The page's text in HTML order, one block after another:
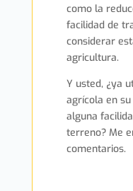
como la
facilidad de
considerar
agricultura.
Y usted, ¿ya
agrícola en
alguna
terreno? Me
comentarios.